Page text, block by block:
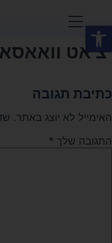
פתח סרגל
צ'אט
כתיבת תגובה
האימייל לא יוצג באתר.
התגובה שלך *